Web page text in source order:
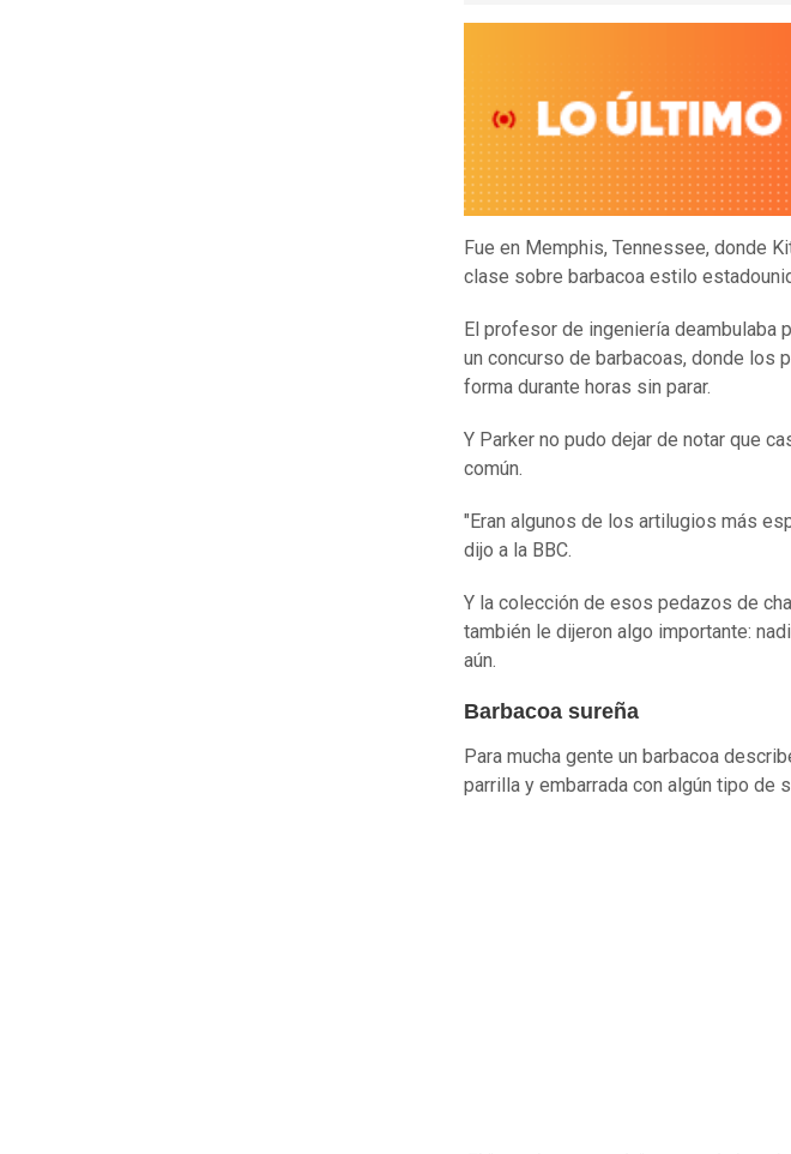
Fue en Memphis, Tennessee, donde
clase sobre barbacoa estilo
El profesor de ingeniería deambulaba
un concurso de barbacoas, donde los
forma durante horas sin parar.
Y Parker no pudo dejar de notar que
común.
"Eran algunos de los artilugios más
dijo a la BBC.
Y la colección de esos pedazos de
también le dijeron algo importante:
aún.
Barbacoa sureña
Para mucha gente un barbacoa
parrilla y embarrada con algún tipo de